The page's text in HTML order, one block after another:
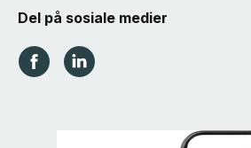
Del på sosiale medier